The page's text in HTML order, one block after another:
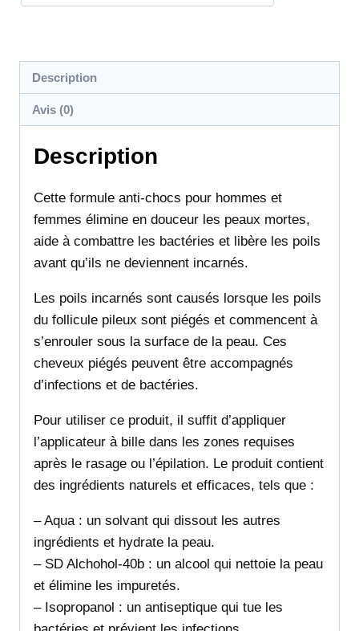
Description
Avis (0)
Description
Cette formule anti-chocs pour hommes et
femmes élimine en douceur les peaux mortes,
aide à combattre les bactéries et libère les poils
avant qu’ils ne deviennent incarnés.
Les poils incarnés sont causés lorsque les poils
du follicule pileux sont piégés et commencent à
s’enrouler sous la surface de la peau. Ces
cheveux piégés peuvent être accompagnés
d’infections et de bactéries.
Pour utiliser ce produit, il suffit d’appliquer
l’applicateur à bille dans les zones requises
après le rasage ou l’épilation. Le produit contient
des ingrédients naturels et efficaces, tels que :
– Aqua : un solvant qui dissout les autres
ingrédients et hydrate la peau.
– SD Alchohol-40b : un alcool qui nettoie la peau
et élimine les impuretés.
– Isopropanol : un antiseptique qui tue les